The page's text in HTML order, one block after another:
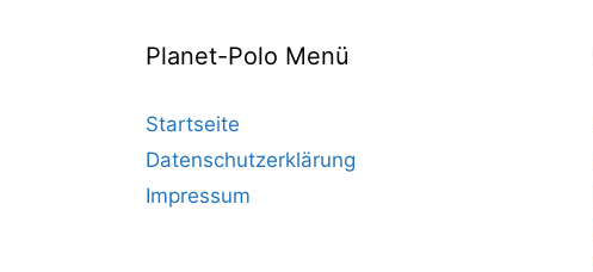
Planet-Polo Menü
Startseite
Datenschutzerklärung
Impressum